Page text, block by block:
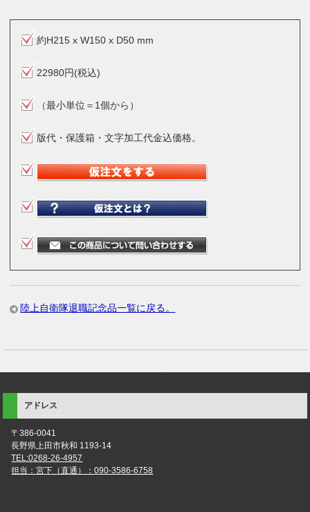
約H215 x W150 x D50 mm
22980円(税込)
（最小単位＝1個から）
版代・保護箱・文字加工代金込価格。
陸上自衛隊退職記念品一覧に戻る。
アドレス
〒386-0041
長野県上田市秋和 1193-14
TEL:0268-26-4957
担当：宮下（直通）：090-3586-6758